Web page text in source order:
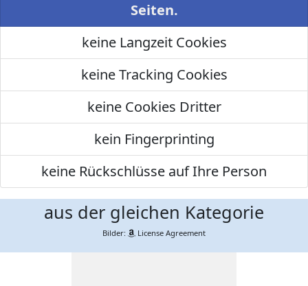
Seiten.
keine Langzeit Cookies
keine Tracking Cookies
keine Cookies Dritter
kein Fingerprinting
keine Rückschlüsse auf Ihre Person
aus der gleichen Kategorie
Bilder: License Agreement